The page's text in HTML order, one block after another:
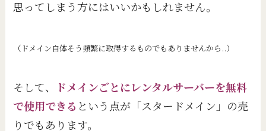
思ってしまう方にはいいかもしれません。
（ドメイン自体そう頻繁に取得するものでもありませんから..）
そして、
ドメインごとにレンタルサーバーを無料
で使用できる という点が「スタードメイン」の売
りでもあります。